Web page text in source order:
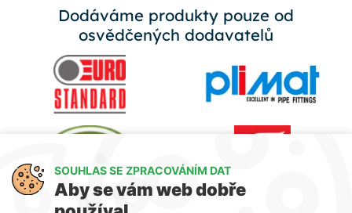
Dodáváme produkty pouze od
osvědčených dodavatelů
SOUHLAS SE ZPRACOVÁNÍM DAT
Aby se vám web dobře